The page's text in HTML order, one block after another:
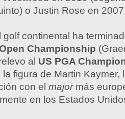
o Justin Rose en
continental ha
Championship
al US PGA
figura de Martin Kaymer,
con el major más
en los Estados